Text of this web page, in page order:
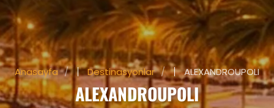
Anasayfa Destinasyonlar ALEXANDROUPOLI
ALEXANDROUPOLI